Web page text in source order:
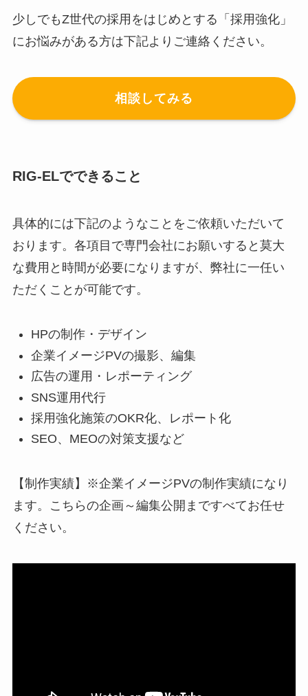
少しでもZ世代の採用をはじめとする「採用強化」
にお悩みがある方は下記よりご連絡ください。
相談してみる
RIG-ELでできること
具体的には下記のようなことをご依頼いただいて
おります。各項目で専門会社にお願いすると莫大
な費用と時間が必要になりますが、弊社に一任い
ただくことが可能です。
HPの制作・デザイン
企業イメージPVの撮影、編集
広告の運用・レポーティング
SNS運用代行
採用強化施策のOKR化、レポート化
SEO、MEOの対策支援など
【制作実績】※企業イメージPVの制作実績になり
ます。こちらの企画～編集公開まですべてお任せ
ください。